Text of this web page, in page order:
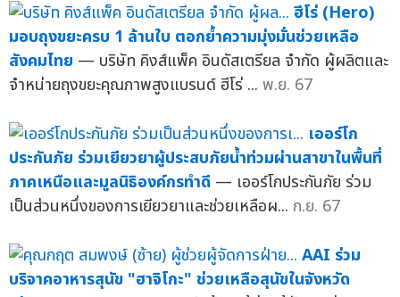
ฮีโร่ (Hero)
มอบถุงขยะครบ 1 ล้านใบ ตอกย้ำความมุ่งมั่นช่วยเหลือ
สังคมไทย — บริษัท คิงส์แพ็ค อินดัสเตรียล จำกัด ผู้ผลิตและ
จำหน่ายถุงขยะคุณภาพสูงแบรนด์ ฮีโร่ ... พ.ย. 67
เออร์โก
ประกันภัย ร่วมเยียวยาผู้ประสบภัยน้ำท่วมผ่านสาขาในพื้นที่
ภาคเหนือและมูลนิธิองค์กรทำดี — เออร์โกประกันภัย ร่วม
เป็นส่วนหนึ่งของการเยียวยาและช่วยเหลือผ... ก.ย. 67
AAI ร่วม
บริจาคอาหารสุนัข "ฮาจิโกะ" ช่วยเหลือสุนัขในจังหวัด